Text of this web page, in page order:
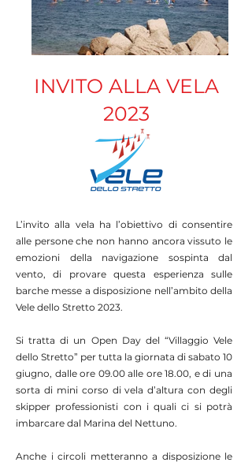
INVITO ALLA VELA
2023
L’invito alla vela ha l’obiettivo di consentire
alle persone che non hanno ancora vissuto le
emozioni della navigazione sospinta dal
vento, di provare questa esperienza sulle
barche messe a disposizione nell’ambito della
Vele dello Stretto 2023.
Si tratta di un Open Day del “Villaggio Vele
dello Stretto” per tutta la giornata di sabato 10
giugno, dalle ore 09.00 alle ore 18.00, e di una
sorta di mini corso di vela d’altura con degli
skipper professionisti con i quali ci si potrà
imbarcare dal Marina del Nettuno.
Anche i circoli metteranno a disposizione le